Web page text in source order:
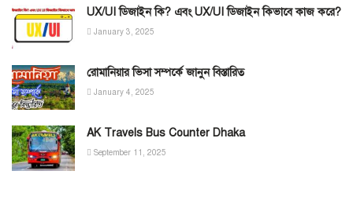
UX/UI ডিজাইন কি? এবং UX/UI ডিজাইন কিভাবে কাজ করে?
January 3, 2025
রোমানিয়ার ভিসা সম্পর্কে জানুন বিস্তারিত
January 4, 2025
AK Travels Bus Counter Dhaka
September 11, 2025